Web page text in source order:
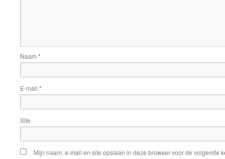
Naam *
E-mail *
Site
Mijn naam, e-mail en site opslaan in deze browser voor de volgende